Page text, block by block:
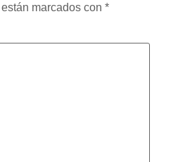
marcados con *